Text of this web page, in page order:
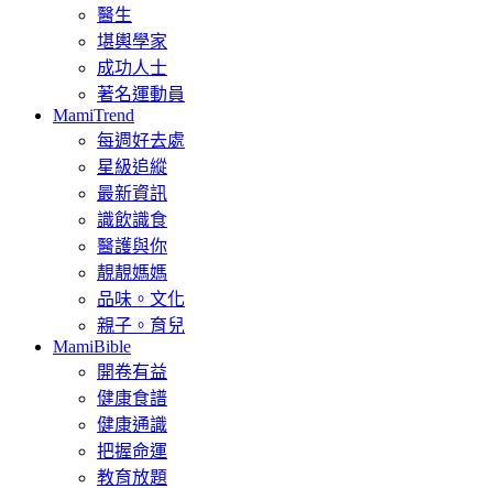
醫生
堪輿學家
成功人士
著名運動員
MamiTrend
每週好去處
星級追縱
最新資訊
識飲識食
醫護與你
靚靚媽媽
品味。文化
親子。育兒
MamiBible
開卷有益
健康食譜
健康通識
把握命運
教育放題